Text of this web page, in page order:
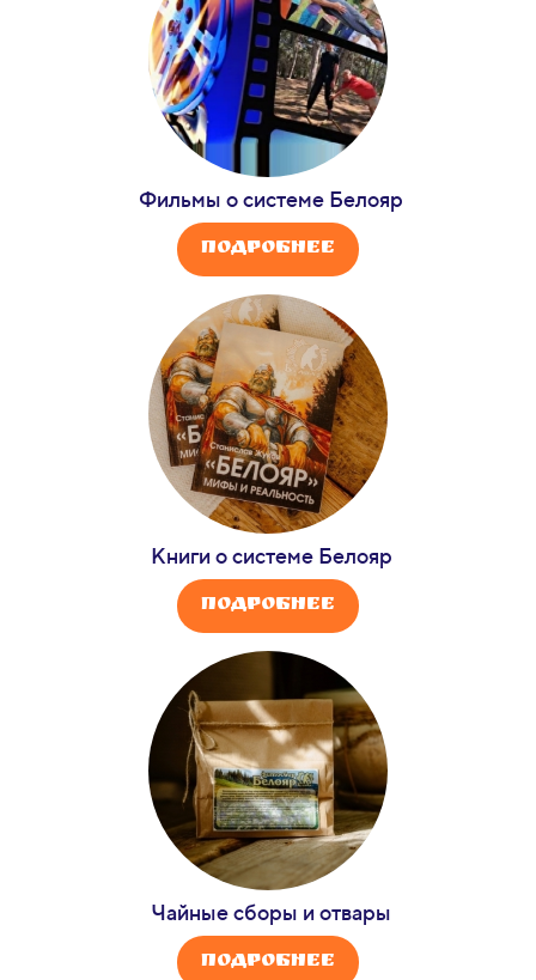
Фильмы о системе Белояр
Подробнее
Книги о системе Белояр
Подробнее
Чайные сборы и отвары
Подробнее